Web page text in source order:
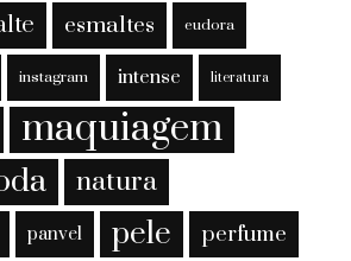
esmaltes eudora
instagram intense literatura
maquiagem
natura
panvel pele perfume